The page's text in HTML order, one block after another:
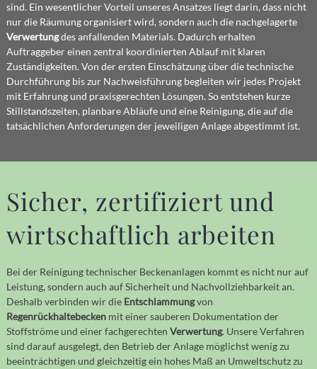
sind. Ein wesentlicher Vorteil unseres Ansatzes liegt darin, dass nicht
nur die Räumung organisiert wird, sondern auch die nachgelagerte
Verwertungdes anfallenden Materials. Dadurch erhalten
Auftraggeber einen zentral koordinierten Ablauf mit klaren
Zuständigkeiten. Von der ersten Einschätzung über die technische
Durchführung bis zur Nachweisführung begleiten wir jedes Projekt
mit Erfahrung und praxisgerechten Lösungen. So entstehen kurze
Stillstandszeiten, planbare Abläufe und eine Reinigung, die auf die
tatsächlichen Anforderungen der jeweiligen Anlage abgestimmt ist.
Sicher, zertifiziert und
wirtschaftlich arbeiten
Bei der Reinigung technischer Beckenanlagen kommt es nicht nur auf
Leistung, sondern auch auf Sicherheit und Nachvollziehbarkeit an.
Deshalb verbinden wir die Entschlammungvon
Regenrückhaltebeckenmit einer sauberen Dokumentation der
Stoffströme und einer fachgerechten Verwertung. Unsere Verfahren
sind darauf ausgelegt, den Betrieb der Anlage möglichst wenig zu
beeinträchtigen und gleichzeitig ein hohes Maß an Umweltschutz zu